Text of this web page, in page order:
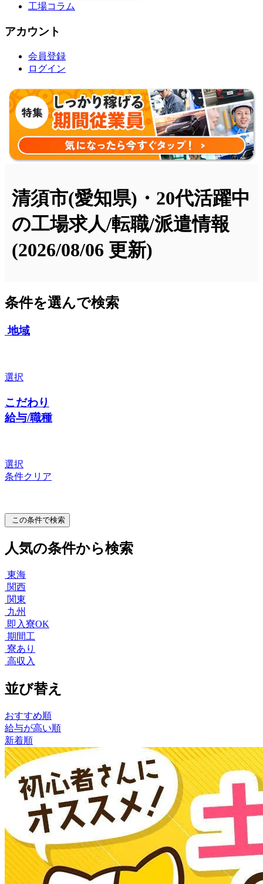
工場コラム
アカウント
会員登録
ログイン
清須市(愛知県)・20代活躍中
の工場求人/転職/派遣情報
(2026/08/06 更新)
条件を選んで検索
地域
選択
こだわり
給与/職種
選択
条件クリア
この条件で検索
人気の条件から検索
東海
関西
関東
九州
即入寮OK
期間工
寮あり
高収入
並び替え
おすすめ順
給与が高い順
新着順